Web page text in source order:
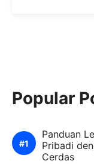
Popular
Panduan
Pribadi
Cerdas